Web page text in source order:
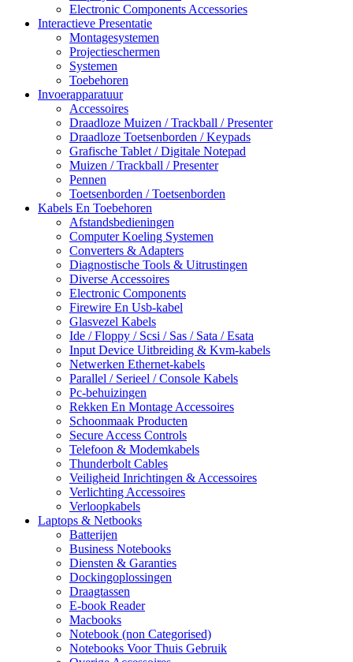
Electronic Components Accessories
Interactieve Presentatie
Montagesystemen
Projectieschermen
Systemen
Toebehoren
Invoerapparatuur
Accessoires
Draadloze Muizen / Trackball / Presenter
Draadloze Toetsenborden / Keypads
Grafische Tablet / Digitale Notepad
Muizen / Trackball / Presenter
Pennen
Toetsenborden / Toetsenborden
Kabels En Toebehoren
Afstandsbedieningen
Computer Koeling Systemen
Converters & Adapters
Diagnostische Tools & Uitrustingen
Diverse Accessoires
Electronic Components
Firewire En Usb-kabel
Glasvezel Kabels
Ide / Floppy / Scsi / Sas / Sata / Esata
Input Device Uitbreiding & Kvm-kabels
Netwerken Ethernet-kabels
Parallel / Serieel / Console Kabels
Pc-behuizingen
Rekken En Montage Accessoires
Schoonmaak Producten
Secure Access Controls
Telefoon & Modemkabels
Thunderbolt Cables
Veiligheid Inrichtingen & Accessoires
Verlichting Accessoires
Verloopkabels
Laptops & Netbooks
Batterijen
Business Notebooks
Diensten & Garanties
Dockingoplossingen
Draagtassen
E-book Reader
Macbooks
Notebook (non Categorised)
Notebooks Voor Thuis Gebruik